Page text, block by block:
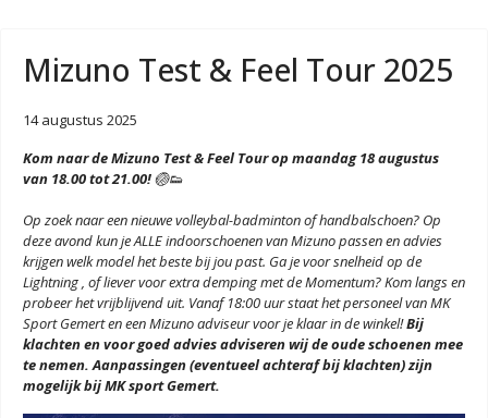
Mizuno Test & Feel Tour 2025
14 augustus 2025
Kom naar de Mizuno Test & Feel Tour op maandag 18 augustus
van 18.00 tot 21.00!🏐👟
Op zoek naar een nieuwe volleybal-badminton of handbalschoen? Op
deze avond kun je ALLE indoorschoenen van Mizuno passen en advies
krijgen welk model het beste bij jou past. Ga je voor snelheid op de
Lightning , of liever voor extra demping met de Momentum? Kom langs en
probeer het vrijblijvend uit. Vanaf 18:00 uur staat het personeel van MK
Sport Gemert en een Mizuno adviseur voor je klaar in de winkel!Bij
klachten en voor goed advies adviseren wij de oude schoenen mee
te nemen. Aanpassingen (eventueel achteraf bij klachten) zijn
mogelijk bij MK sport Gemert.